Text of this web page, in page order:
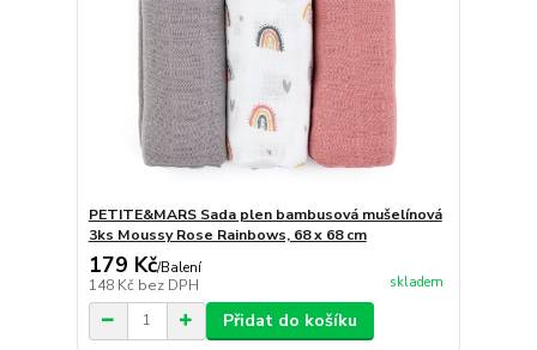
PETITE&MARS Sada plen bambusová mušelínová
3ks Moussy Rose Rainbows, 68 x 68 cm
179 Kč/Balení
148 Kč bez DPH skladem
Přidat do košíku